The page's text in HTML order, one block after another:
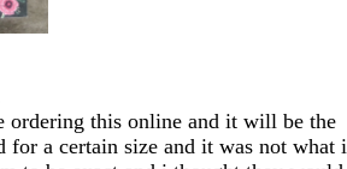
ordering this online and it will be the
for a certain size and it was not what i